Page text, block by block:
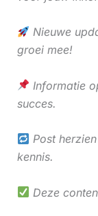
Nieuwe
groei mee!
Informatie
succes.
Post
kennis.
Deze